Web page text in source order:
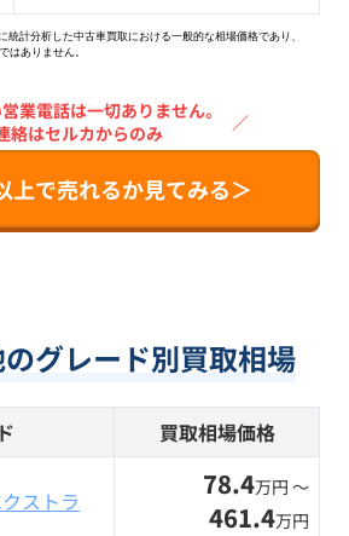
計分析した中古車買取における一般的な相場価格であり、
はありません。
業電話は一切ありません。
絡はセルカからのみ
／
上で売れるか見てみる＞
グレード別買取相場
買取相場価格
ストラ 78.4万円 〜
461.4万円